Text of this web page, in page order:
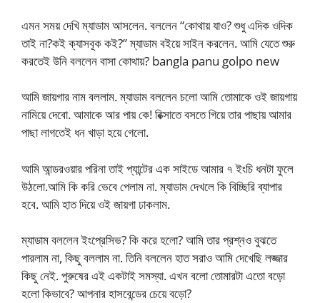
এমন সময় দেখি ম্যাডাম আসলেন. বললেন “কোথায় যাও? শুধু এদিক ওদিক
তাই না?কই ক্যাসবূক কই?” ম্যাডাম বইয়ে সাইন করলেন. আমি যেতে শুরু
করতেই উনি বললেন বাসা কোথায়? bangla panu golpo new
আমি জায়গার নাম বললাম. ম্যাডাম বললেন চলো আমি তোমাকে ওই জায়গায়
নামিয়ে দেবো. আমাকে আর পায় কে! রিক্সাতে বসতে গিয়ে তার পাছায় আমার
পাছা লাগতেই ধন খাড়া হয়ে গেলো.
আমি আন্ডরওয়ার পরিনা তাই প্যান্টের এক সাইডে আমার ৭ ইংচি ধনটা ফুলে
উঠলো.আমি কি করি ভেবে পেলাম না. ম্যাডাম দেখলে কি বিচ্ছিরি ব্যাপার
হবে. আমি হাত দিয়ে ওই জায়গা ঢাকলাম.
ম্যাডাম বললেন ইংপ্রেসিভ? কি করে হলো? আমি তার প্রশ্নও বুঝতে
পারলাম না, কিছু বললাম না. তিনি বললেন হাত সরাও আমি দেখেছি লজ্জার
কিছু নেই. পুরুষের এই একটাই সমস্যা. এখন বলো তোমারটা এতো বড়ো
হলো কিভাবে? আপনার হাসবেন্ডের চেয়ে বড়ো?